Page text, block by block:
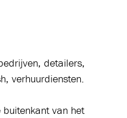
detailers,
verhuurdiensten.
van het